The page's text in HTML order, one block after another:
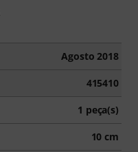
Agosto 2018
415410
1 peça(s)
10 cm